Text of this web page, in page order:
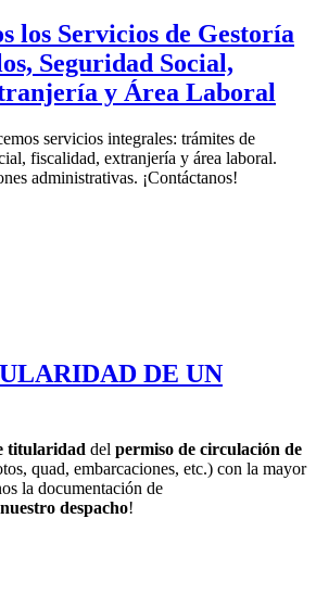
los Servicios de Gestoría
Seguridad Social,
y Área Laboral
servicios integrales: trámites de
fiscalidad, extranjería y área laboral.
administrativas. ¡Contáctanos!
DE UN
titularidad del permiso de circulación de
quad, embarcaciones, etc.) con la mayor
la documentación de
despacho!